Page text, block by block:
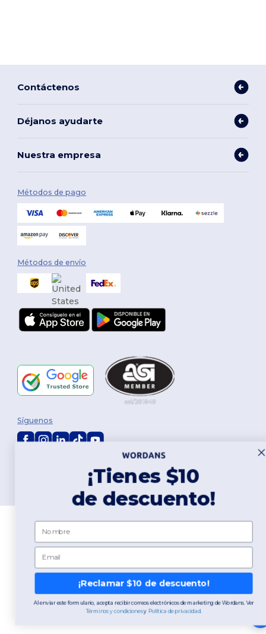
Contáctenos
Déjanos ayudarte
Nuestra empresa
Métodos de pago
Métodos de envío
2026. Todos los derechos reservados
Términos y Condiciones| Política de personalización | Política de
Política de Cookies
Síguenos
¡Tienes $10
de descuento!
Nombre
Email
¡Reclamar $10 de descuento!
Al enviar este formulario, acepta recibir correos electrónicos de marketing de Wordans. Ver
Términos y condiciones​y Política de privacidad.